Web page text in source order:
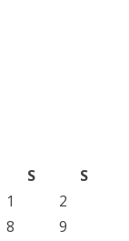
S
S
1
2
8
9